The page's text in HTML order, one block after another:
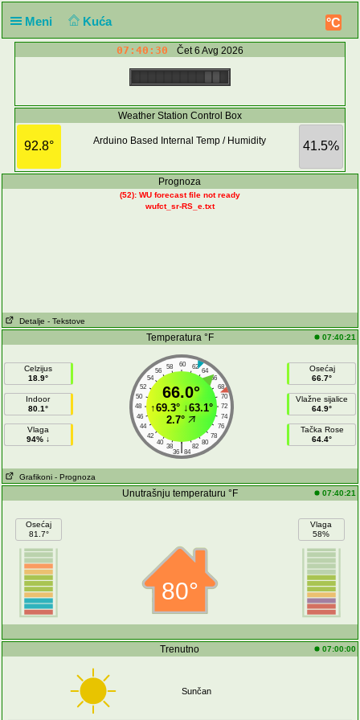
Meni Kuća °C
07:40:30 Čet 6 Avg 2026
Weather Station Control Box
92.8° 41.5%
Arduino Based Internal Temp / Humidity
Prognoza
(52): WU forecast file not ready
wufct_sr-RS_e.txt
Detalje - Tekstove
Temperatura °F 07:40:21
Celzijus
18.9°
Indoor
80.1°
Vlaga
94% ↓
60
58 62
56
64
54
66
52
68
50
70
48
72
46
74
44
76
42
78
40
80
38 82
|
36 84
66.0°
↑69.3°↓63.1°
2.7°
Osećaj
66.7°
Vlažne sijalice
64.9°
Tačka Rose
64.4°
Grafikoni - Prognoza
Unutrašnju temperaturu °F 07:40:21
Osećaj
81.7°
80°
Vlaga
58%
Trenutno 07:00:00
Sunčan